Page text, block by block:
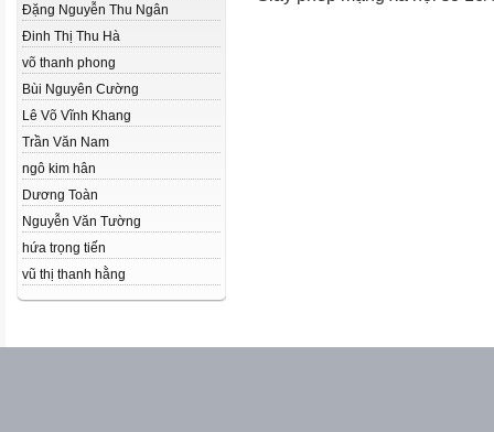
Đặng Nguyễn Thu Ngân
Đinh Thị Thu Hà
võ thanh phong
Bùi Nguyên Cường
Lê Võ Vĩnh Khang
Trần Văn Nam
ngô kim hân
Dương Toàn
Nguyễn Văn Tường
hứa trọng tiến
vũ thị thanh hằng